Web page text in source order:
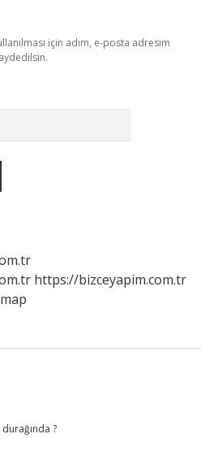
için adım, e-posta adresim
https://bizceyapim.com.tr
?